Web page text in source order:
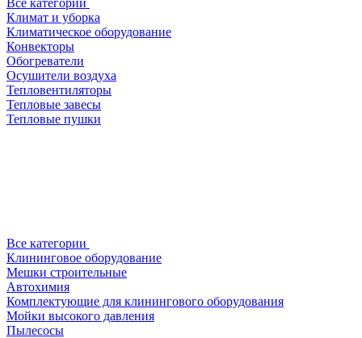
Все категории
Климат и уборка
Климатическое оборудование
Конвекторы
Обогреватели
Осушители воздуха
Тепловентиляторы
Тепловые завесы
Тепловые пушки
Все категории
Клининговое оборудование
Мешки строительные
Автохимия
Комплектующие для клинингового оборудования
Мойки высокого давления
Пылесосы